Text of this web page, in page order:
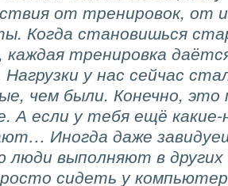
от тренировок, от
Когда становишься
каждая тренировка
у нас сейчас
чем были. Конечно, это
А если у тебя ещё какие-
Иногда даже
люди выполняют в других
сидеть у